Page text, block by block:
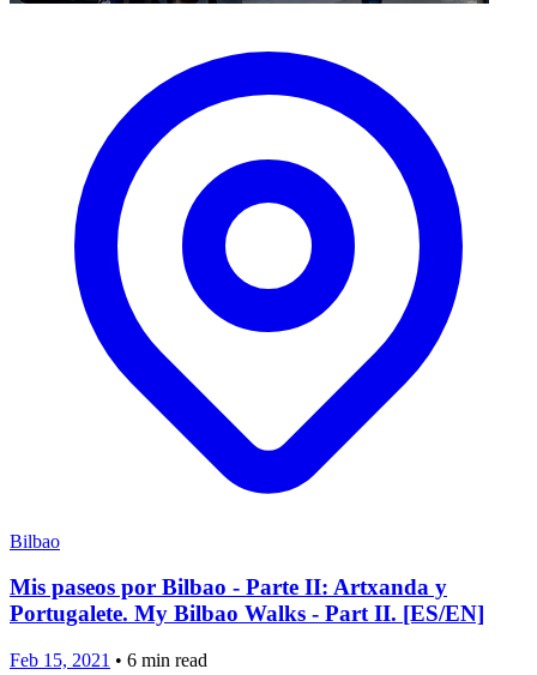
Bilbao
Mis paseos por Bilbao - Parte II: Artxanda y
Portugalete. My Bilbao Walks - Part II. [ES/EN]
Feb 15, 2021 • 6 min read